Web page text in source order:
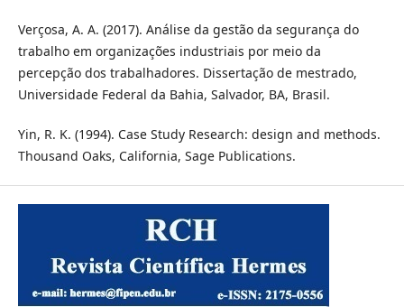
Verçosa, A. A. (2017). Análise da gestão da segurança do
trabalho em organizações industriais por meio da
percepção dos trabalhadores. Dissertação de mestrado,
Universidade Federal da Bahia, Salvador, BA, Brasil.
Yin, R. K. (1994). Case Study Research: design and methods.
Thousand Oaks, California, Sage Publications.